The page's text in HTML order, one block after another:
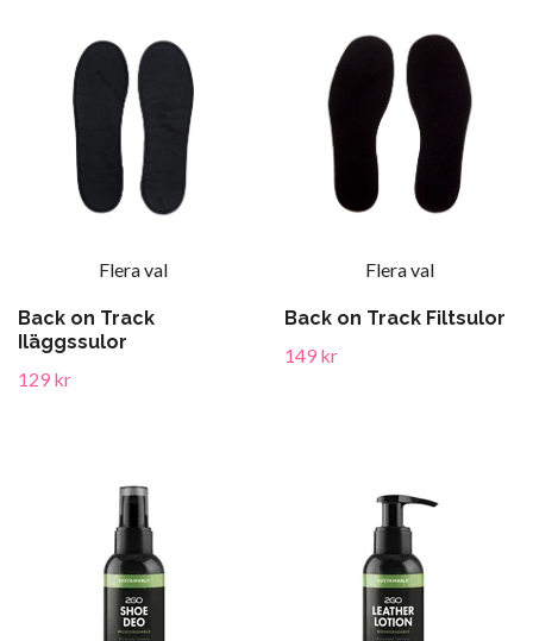
Flera val
Back on Track
Iläggssulor
129 kr
Flera val
Back on Track Filtsulor
149 kr